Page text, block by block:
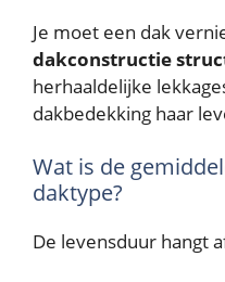
Je moet een dak
dakconstructie
herhaaldelijke
dakbedekking haar
Wat is de
daktype?
De levensduur hangt